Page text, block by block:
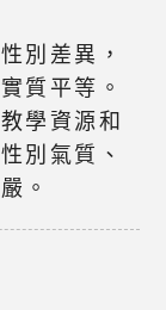
別差異，
質平等。
學資源和
別氣質、
。